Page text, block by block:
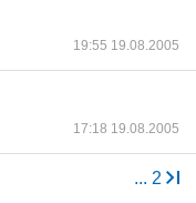
19:55 19.08.2005
17:18 19.08.2005
... 2